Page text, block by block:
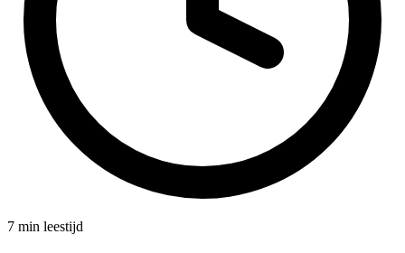
7 min leestijd